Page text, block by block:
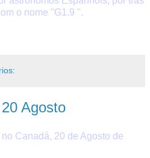
o nome "G1.9 ".
Agosto
Canadá, 20 de Agosto de